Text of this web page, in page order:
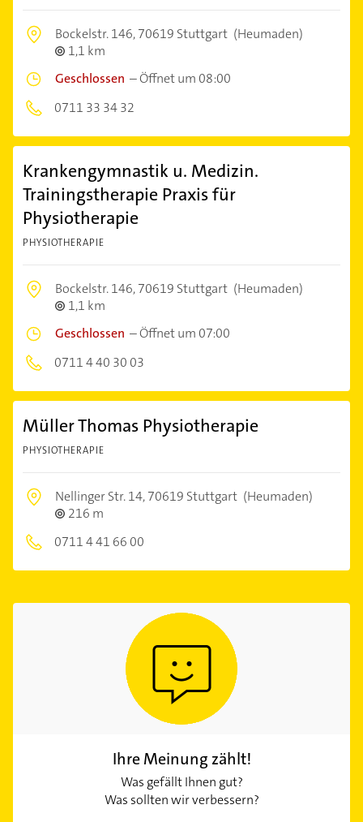
Bockelstr. 146,70619 Stuttgart (Heumaden)
1,1 km
Geschlossen –Öffnet um 08:00
0711 33 34 32
Krankengymnastik u. Medizin.
Trainingstherapie Praxis für
Physiotherapie
PHYSIOTHERAPIE
Bockelstr. 146,70619 Stuttgart (Heumaden)
1,1 km
Geschlossen –Öffnet um 07:00
0711 4 40 30 03
Müller Thomas Physiotherapie
PHYSIOTHERAPIE
Nellinger Str. 14,70619 Stuttgart (Heumaden)
216 m
0711 4 41 66 00
Ihre Meinung zählt!
Was gefällt Ihnen gut?
Was sollten wir verbessern?